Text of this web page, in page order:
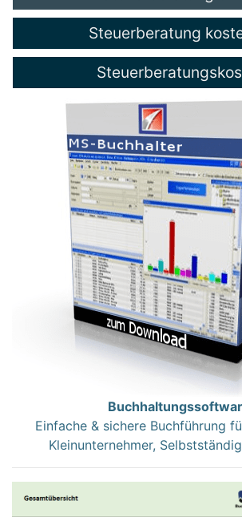
Steuerberatung
Einfache & sichere Buchführung
Kleinunternehmer,